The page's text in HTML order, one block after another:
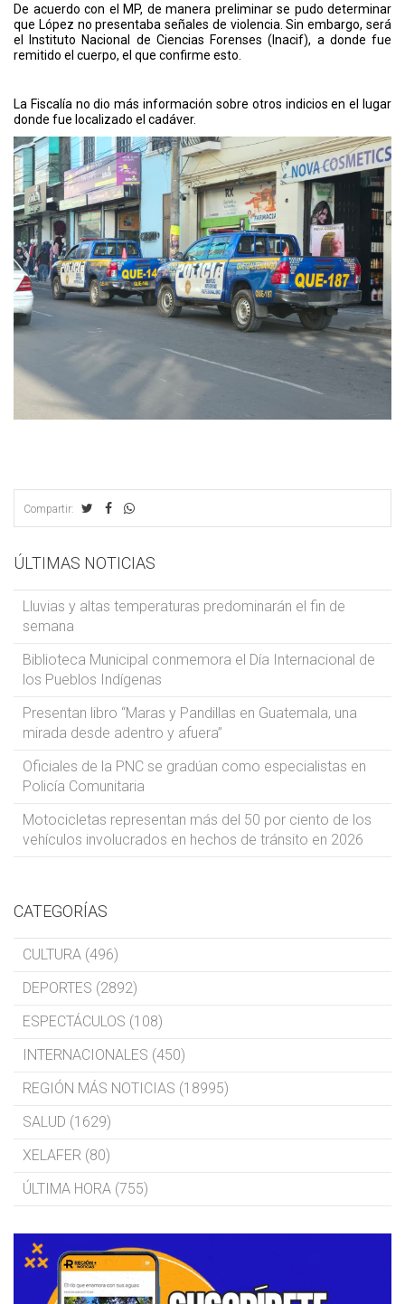
De acuerdo con el MP, de manera preliminar se pudo determinar
que López no presentaba señales de violencia. Sin embargo, será
el Instituto Nacional de Ciencias Forenses (Inacif), a donde fue
remitido el cuerpo, el que confirme esto.
La Fiscalía no dio más información sobre otros indicios en el lugar
donde fue localizado el cadáver.
Compartir:
ÚLTIMAS NOTICIAS
Lluvias y altas temperaturas predominarán el fin de
semana
Biblioteca Municipal conmemora el Día Internacional de
los Pueblos Indígenas
Presentan libro “Maras y Pandillas en Guatemala, una
mirada desde adentro y afuera”
Oficiales de la PNC se gradúan como especialistas en
Policía Comunitaria
Motocicletas representan más del 50 por ciento de los
vehículos involucrados en hechos de tránsito en 2026
CATEGORÍAS
CULTURA (496)
DEPORTES (2892)
ESPECTÁCULOS (108)
INTERNACIONALES (450)
REGIÓN MÁS NOTICIAS (18995)
SALUD (1629)
XELAFER (80)
ÚLTIMA HORA (755)